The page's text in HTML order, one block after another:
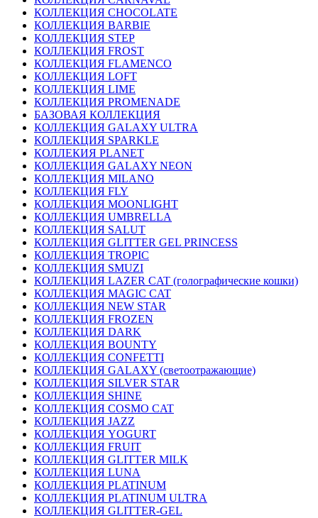
КОЛЛЕКЦИЯ CHOCOLATE
КОЛЛЕКЦИЯ BARBIE
КОЛЛЕКЦИЯ STEP
КОЛЛЕКЦИЯ FROST
КОЛЛЕКЦИЯ FLAMENCO
КОЛЛЕКЦИЯ LOFT
КОЛЛЕКЦИЯ LIME
КОЛЛЕКЦИЯ PROMENADE
БАЗОВАЯ КОЛЛЕКЦИЯ
КОЛЛЕКЦИЯ GALAXY ULTRA
КОЛЛЕКЦИЯ SPARKLE
КОЛЛЕКИЯ PLANET
КОЛЛЕКЦИЯ GALAXY NEON
КОЛЛЕКЦИЯ MILANO
КОЛЛЕКЦИЯ FLY
КОЛЛЕКЦИЯ MOONLIGHT
КОЛЛЕКЦИЯ UMBRELLA
КОЛЛЕКЦИЯ SALUT
КОЛЛЕКЦИЯ GLITTER GEL PRINCESS
КОЛЛЕКЦИЯ TROPIC
КОЛЛЕКЦИЯ SMUZI
КОЛЛЕКЦИЯ LAZER CAT (голографические кошки)
КОЛЛЕКЦИЯ MAGIC CAT
КОЛЛЕКЦИЯ NEW STAR
КОЛЛЕКЦИЯ FROZEN
КОЛЛЕКЦИЯ DARK
КОЛЛЕКЦИЯ BOUNTY
КОЛЛЕКЦИЯ CONFETTI
КОЛЛЕКЦИЯ GALAXY (светоотражающие)
КОЛЛЕКЦИЯ SILVER STAR
КОЛЛЕКЦИЯ SHINE
КОЛЛЕКЦИЯ COSMO CAT
КОЛЛЕКЦИЯ JAZZ
КОЛЛЕКЦИЯ YOGURT
КОЛЛЕКЦИЯ FRUIT
КОЛЛЕКЦИЯ GLITTER MILK
КОЛЛЕКЦИЯ LUNA
КОЛЛЕКЦИЯ PLATINUM
КОЛЛЕКЦИЯ PLATINUM ULTRA
КОЛЛЕКЦИЯ GLITTER-GEL